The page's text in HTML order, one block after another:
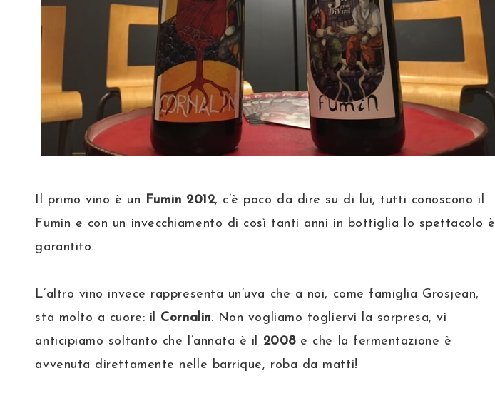
Il primo vino è un Fumin 2012, c’è poco da dire su di lui, tutti conoscono il
Fumin e con un invecchiamento di così tanti anni in bottiglia lo spettacolo è
garantito.
L’altro vino invece rappresenta un’uva che a noi, come famiglia Grosjean,
sta molto a cuore: il Cornalin. Non vogliamo togliervi la sorpresa, vi
anticipiamo soltanto che l’annata è il 2008e che la fermentazione è
avvenuta direttamente nelle barrique, roba da matti!